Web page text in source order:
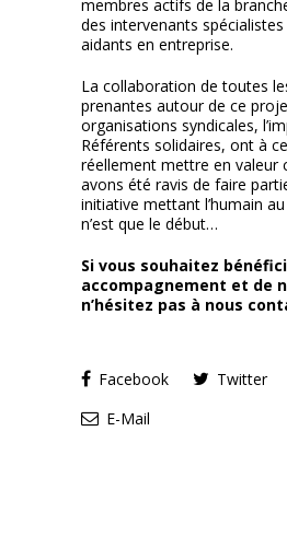
membres actifs de la
des intervenants
aidants en entreprise.
La collaboration de toutes
prenantes autour de ce
organisations syndicales,
Référents solidaires, ont à
réellement mettre en valeur
avons été ravis de faire
initiative mettant l’humain
n’est que le début…
Si vous souhaitez
accompagnement et de
n’hésitez pas à nous
Facebook Twitter
E-Mail